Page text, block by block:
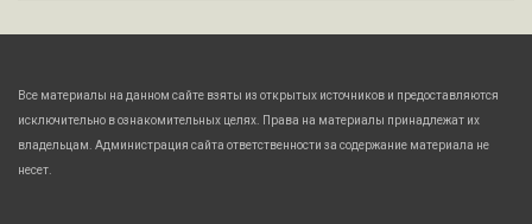
Все материалы на данном сайте взяты из открытых источников и предоставляются
исключительно в ознакомительных целях. Права на материалы принадлежат их
владельцам. Администрация сайта ответственности за содержание материала не
несет.